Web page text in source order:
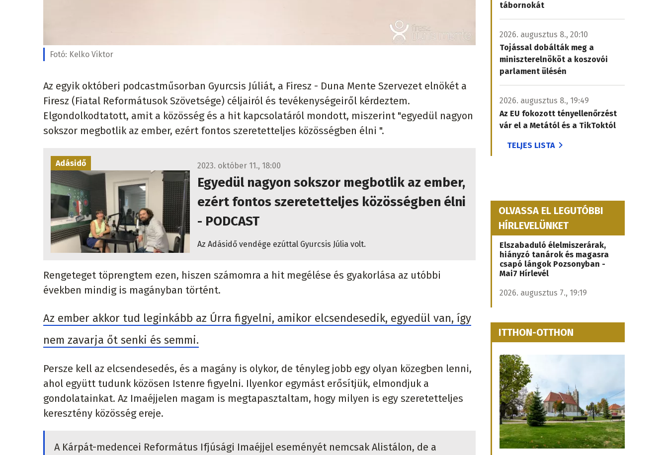
Fotó: Kelko Viktor
Az egyik októberi podcastműsorban Gyurcsis Júliát, a Firesz - Duna Mente Szervezet elnökét a
Firesz (Fiatal Reformátusok Szövetsége) céljairól és tevékenységeiről kérdeztem.
Elgondolkodtatott, amit a közösség és a hit kapcsolatáról mondott, miszerint "egyedül nagyon
sokszor megbotlik az ember, ezért fontos szeretetteljes közösségben élni ".
Adásidő 2023. október 11., 18:00
Egyedül nagyon sokszor megbotlik az ember,
ezért fontos szeretetteljes közösségben élni
- PODCAST
Az Adásidő vendége ezúttal Gyurcsis Júlia volt.
Rengeteget töprengtem ezen, hiszen számomra a hit megélése és gyakorlása az utóbbi
években mindig is magányban történt.
Az ember akkor tud leginkább az Úrra figyelni, amikor elcsendesedik, egyedül van, így
nem zavarja őt senki és semmi.
Persze kell az elcsendesedés, és a magány is olykor, de tényleg jobb egy olyan közegben lenni,
ahol együtt tudunk közösen Istenre figyelni. Ilyenkor egymást erősítjük, elmondjuk a
gondolatainkat. Az Imaéjjelen magam is megtapasztaltam, hogy milyen is egy szeretetteljes
keresztény közösség ereje.
A Kárpát-medencei Református Ifjúsági Imaéjjel eseményét nemcsak Alistálon, de a
tábornokát
2026. augusztus 8., 20:10
Tojással dobálták meg a
miniszterelnököt a koszovói
parlament ülésén
2026. augusztus 8., 19:49
Az EU fokozott tényellenőrzést
vár el a Metától és a TikToktól
TELJES LISTA
OLVASSA EL LEGUTÓBBI
HÍRLEVELÜNKET
Elszabaduló élelmiszerárak,
hiányzó tanárok és magasra
csapó lángok Pozsonyban -
Mai7 Hírlevél
2026. augusztus 7., 19:19
ITTHON-OTTHON